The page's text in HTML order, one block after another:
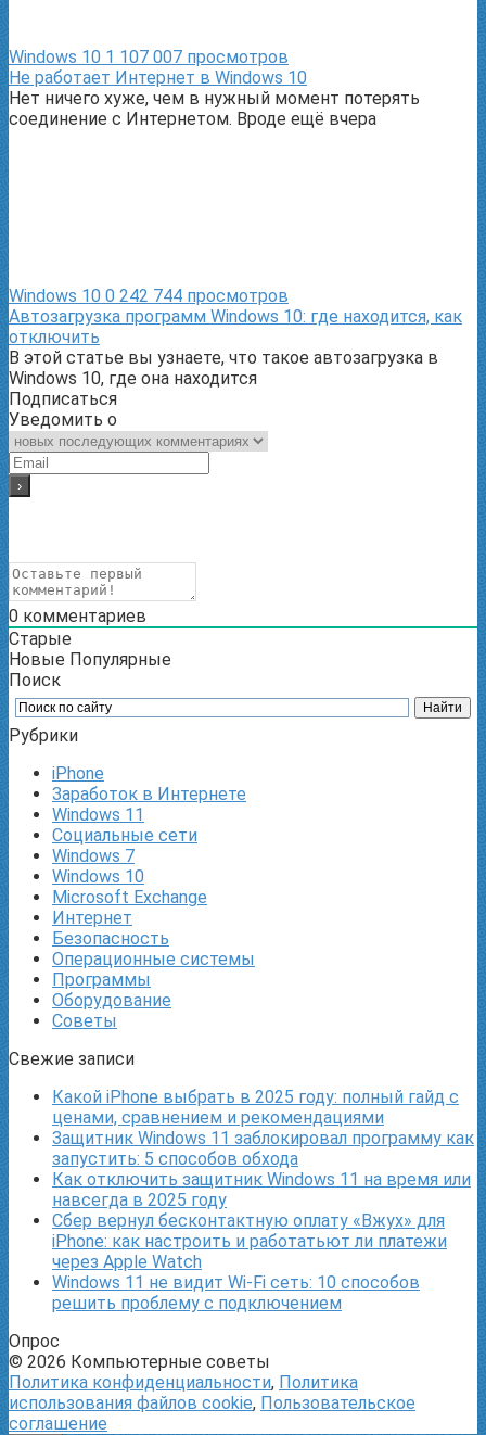
Windows 10 1 107 007 просмотров
Не работает Интернет в Windows 10
Нет ничего хуже, чем в нужный момент потерять
соединение с Интернетом. Вроде ещё вчера
Windows 10 0 242 744 просмотров
Автозагрузка программ Windows 10: где находится, как
отключить
В этой статье вы узнаете, что такое автозагрузка в
Windows 10, где она находится
Подписаться
Уведомить о
0 комментариев
Старые
Новые Популярные
Поиск
Рубрики
iPhone
Заработок в Интернете
Windows 11
Социальные сети
Windows 7
Windows 10
Microsoft Exchange
Интернет
Безопасность
Операционные системы
Программы
Оборудование
Советы
Свежие записи
Какой iPhone выбрать в 2025 году: полный гайд с
ценами, сравнением и рекомендациями
Защитник Windows 11 заблокировал программу как
запустить: 5 способов обхода
Как отключить защитник Windows 11 на время или
навсегда в 2025 году
Сбер вернул бесконтактную оплату «Вжух» для
iPhone: как настроить и работатьют ли платежи
через Apple Watch
Windows 11 не видит Wi-Fi сеть: 10 способов
решить проблему с подключением
Опрос
© 2026 Компьютерные советы
Политика конфиденциальности, Политика
использования файлов cookie, Пользовательское
соглашение